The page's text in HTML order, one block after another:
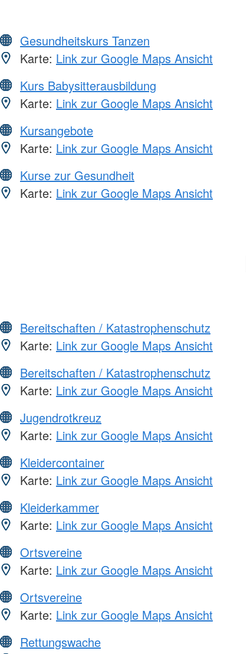
Gesundheitskurs Tanzen
Karte: Link zur Google Maps Ansicht
Kurs Babysitterausbildung
Karte: Link zur Google Maps Ansicht
Kursangebote
Karte: Link zur Google Maps Ansicht
Kurse zur Gesundheit
Karte: Link zur Google Maps Ansicht
Bereitschaften / Katastrophenschutz
Karte: Link zur Google Maps Ansicht
Bereitschaften / Katastrophenschutz
Karte: Link zur Google Maps Ansicht
Jugendrotkreuz
Karte: Link zur Google Maps Ansicht
Kleidercontainer
Karte: Link zur Google Maps Ansicht
Kleiderkammer
Karte: Link zur Google Maps Ansicht
Ortsvereine
Karte: Link zur Google Maps Ansicht
Ortsvereine
Karte: Link zur Google Maps Ansicht
Rettungswache